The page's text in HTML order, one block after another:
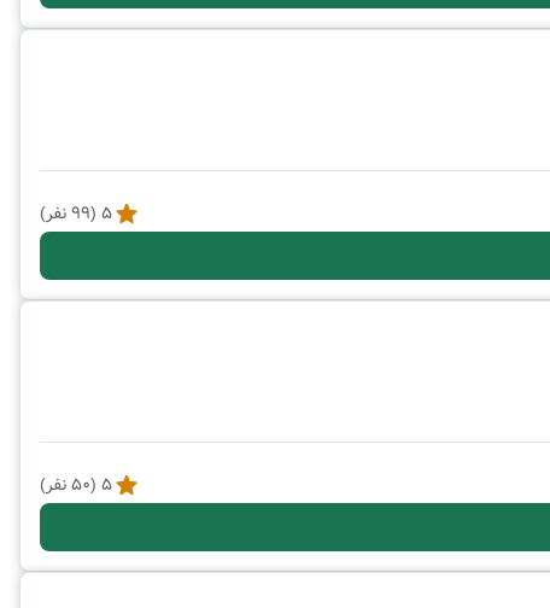
5
(
99نفر)
5
(
50نفر)